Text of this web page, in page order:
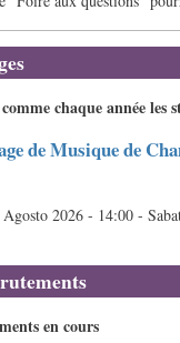
chaque année les
de Musique de
2026 - 14:00 -
en cours